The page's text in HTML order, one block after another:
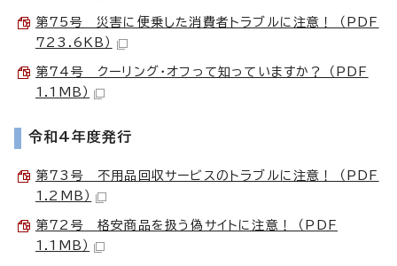
第75号 災害に便乗した消費者トラブルに注意！ （PDF
723.6KB）
第74号 クーリング・オフって知っていますか？ （PDF
1.1MB）
令和4年度発行
第73号 不用品回収サービスのトラブルに注意！ （PDF
1.2MB）
第72号 格安商品を扱う偽サイトに注意！ （PDF
1.1MB）